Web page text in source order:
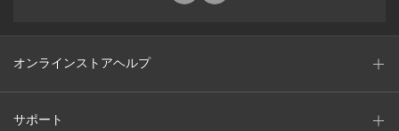
オンラインストアヘルプ
サポート